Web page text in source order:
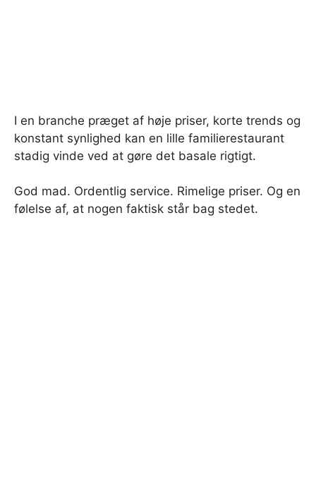
I en branche præget af høje priser, korte trends og
konstant synlighed kan en lille familierestaurant
stadig vinde ved at gøre det basale rigtigt.
God mad. Ordentlig service. Rimelige priser. Og en
følelse af, at nogen faktisk står bag stedet.